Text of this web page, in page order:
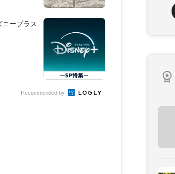
ープラス
Recommended by